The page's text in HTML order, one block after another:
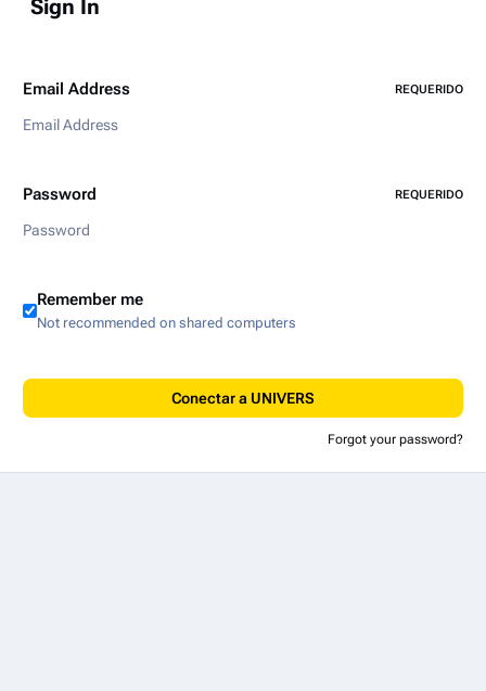
Sign In
Email Address REQUERIDO
Password REQUERIDO
Remember me
Not recommended on shared computers
Conectar a UNIVERS
Forgot your password?